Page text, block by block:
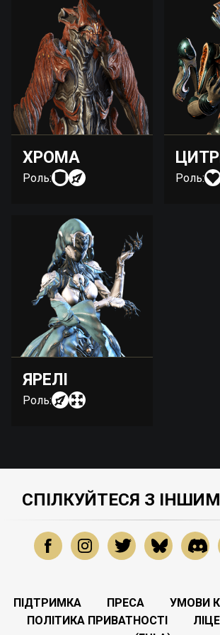
ХРОМА
Роль: Роль:
ЯРЕЛІ
Роль:
СПІЛКУЙТЕСЯ З
ПІДТРИМКА ПРЕСА
УМОВИ
ПОЛІТИКА ПРИВАТНОСТІ